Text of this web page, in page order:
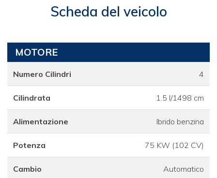
Scheda del veicolo
MOTORE
Numero Cilindri 4
Cilindrata 1.5 l/1498 cm
Alimentazione Ibrido benzina
Potenza 75 KW (102 CV)
Cambio Automatico